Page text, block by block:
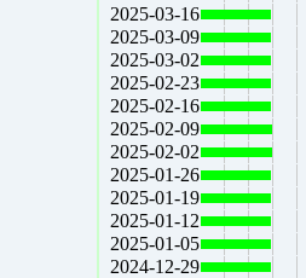
2025-03-16
2025-03-09
2025-03-02
2025-02-23
2025-02-16
2025-02-09
2025-02-02
2025-01-26
2025-01-19
2025-01-12
2025-01-05
2024-12-29